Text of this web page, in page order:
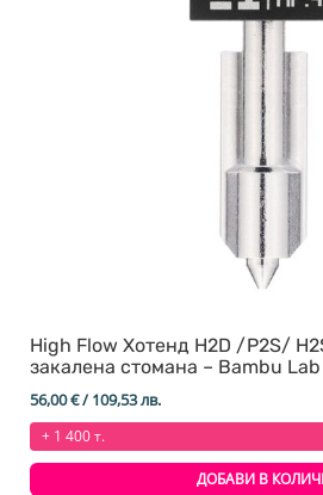
High Flow Хотенд H2D /P2S/
закалена стомана – Bambu Lab
56,00€/ 109,53 лв.
+ 1 400 т.
ДОБАВИ В